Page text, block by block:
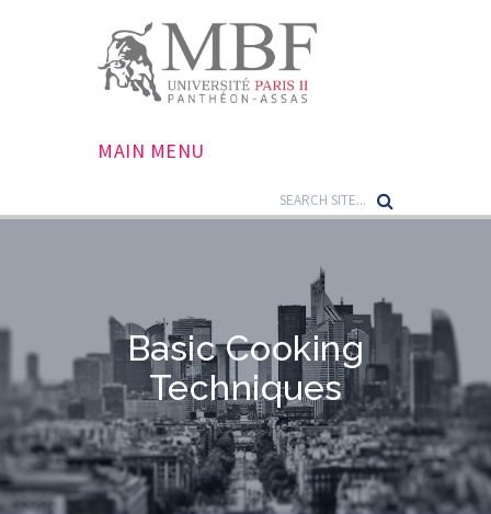
MAIN MENU
Basic Cooking
Techniques